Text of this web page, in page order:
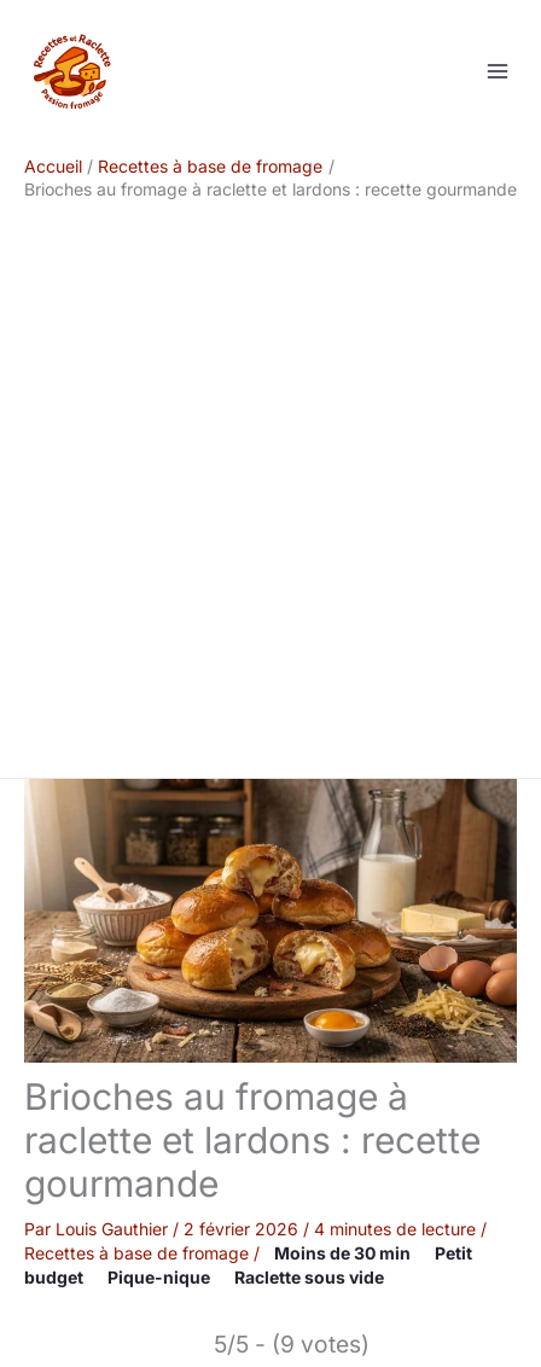
contenu
Accueil
Recettes à base de fromage
Brioches au fromage à raclette et lardons : recette gourmande
Brioches au fromage à
raclette et lardons : recette
gourmande
Par Louis Gauthier / 2 février 2026 / 4 minutes de lecture /
Recettes à base de fromage / Moins de 30 min
Petit
budget
Pique-nique Raclette sous vide
5/5 - (9 votes)